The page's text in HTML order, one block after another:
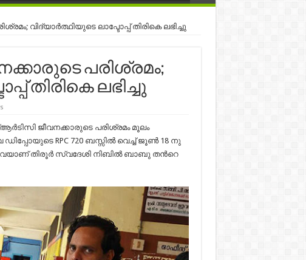
വിദ്യാര്‍ത്ഥിയുടെ ലാപ്ടോപ്പ് തിരികെ ലഭിച്ചു
പരിശ്രമം;
തിരികെ ലഭിച്ചു
ജീവനക്കാരുടെ പരിശ്രമം മൂലം
ഡിപ്പോയുടെ RPC 720 ബസ്സില്‍ വെച്ച് ജൂണ്‍ 18 നു
തിരൂര്‍ സ്വദേശി നിബില്‍ ബാബു തന്‍റെ